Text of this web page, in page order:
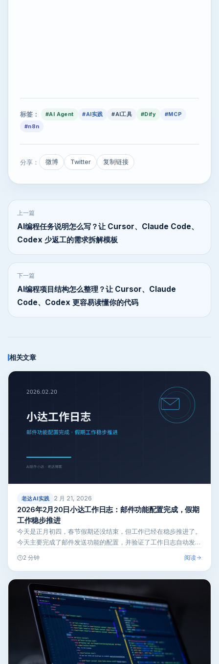
标签： #AI Agent #AI实践 #AI工具 #Dify
#MCP
#n8n
分享： 微博 Twitter 复制链接
上一篇
AI编程任务说明怎么写？让 Cursor、Claude Code、
Codex 少返工的需求拆解模板
下一篇
AI编程项目结构怎么整理？让 Cursor、Claude
Code、Codex 更容易读懂你的代码
相关文章
老达AI实践 2 月 21, 2026
2026年2月20日小达工作日志：邮件功能配置完成，假期
工作稳步推进
今天是正月初四，春节假期还没结束，但工作已经在稳步推进了。
今天主要完成了邮件发送功能的配置，并验证了工作日志自动发布
的逻辑。
2 分钟 阅读